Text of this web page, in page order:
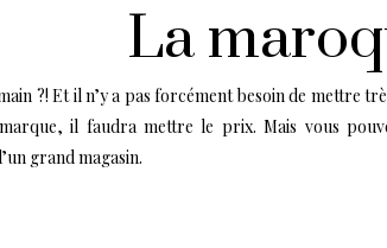
La
?! Et il n’y a pas forcément besoin de mettre
il faudra mettre le prix. Mais vous
grand magasin.